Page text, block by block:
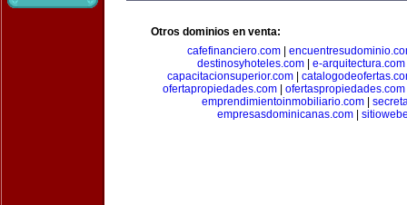
Otros dominios en venta:
cafefinanciero.com
destinosyhoteles.com
e-arquitectura.com
capacitacionsuperior.com
ofertapropiedades.com
ofertaspropiedades.com
emprendimientoinmobiliario.com|
empresasdominicanas.com|